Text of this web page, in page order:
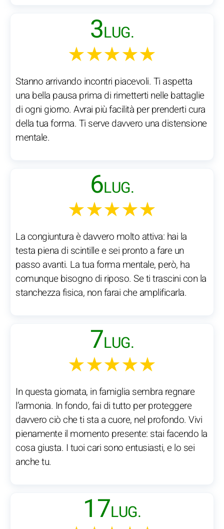
3LUG.
★★★★★
Stanno arrivando incontri piacevoli. Ti aspetta
una bella pausa prima di rimetterti nelle battaglie
di ogni giorno. Avrai più facilità per prenderti cura
della tua forma. Ti serve davvero una distensione
mentale.
6LUG.
★★★★★
La congiuntura è davvero molto attiva: hai la
testa piena di scintille e sei pronto a fare un
passo avanti. La tua forma mentale, però, ha
comunque bisogno di riposo. Se ti trascini con la
stanchezza fisica, non farai che amplificarla.
7LUG.
★★★★★
In questa giornata, in famiglia sembra regnare
l’armonia. In fondo, fai di tutto per proteggere
davvero ciò che ti sta a cuore, nel profondo. Vivi
pienamente il momento presente: stai facendo la
cosa giusta. I tuoi cari sono entusiasti, e lo sei
anche tu.
17LUG.